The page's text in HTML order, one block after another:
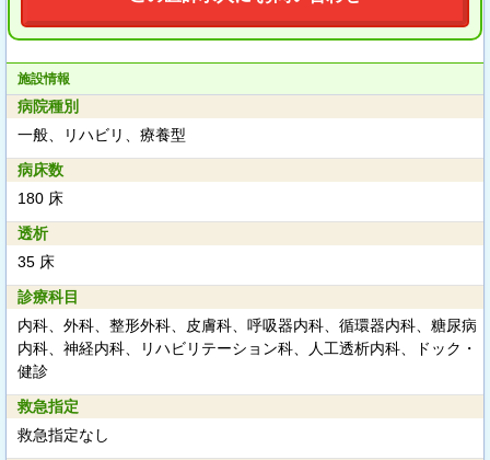
施設情報
病院種別
一般、リハビリ、療養型
病床数
180 床
透析
35 床
診療科目
内科、外科、整形外科、皮膚科、呼吸器内科、循環器内科、糖尿病
内科、神経内科、リハビリテーション科、人工透析内科、ドック・
健診
救急指定
救急指定なし